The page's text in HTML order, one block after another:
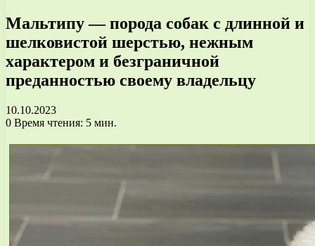
Мальтипу — порода собак с длинной и
шелковистой шерстью, нежным
характером и безграничной
преданностью своему владельцу
10.10.2023
0 Время чтения: 5 мин.